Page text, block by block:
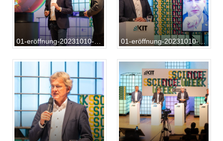
01-eröffnung-20231010-AB-01-071 01-eröffnung-20231010-AB-01-077